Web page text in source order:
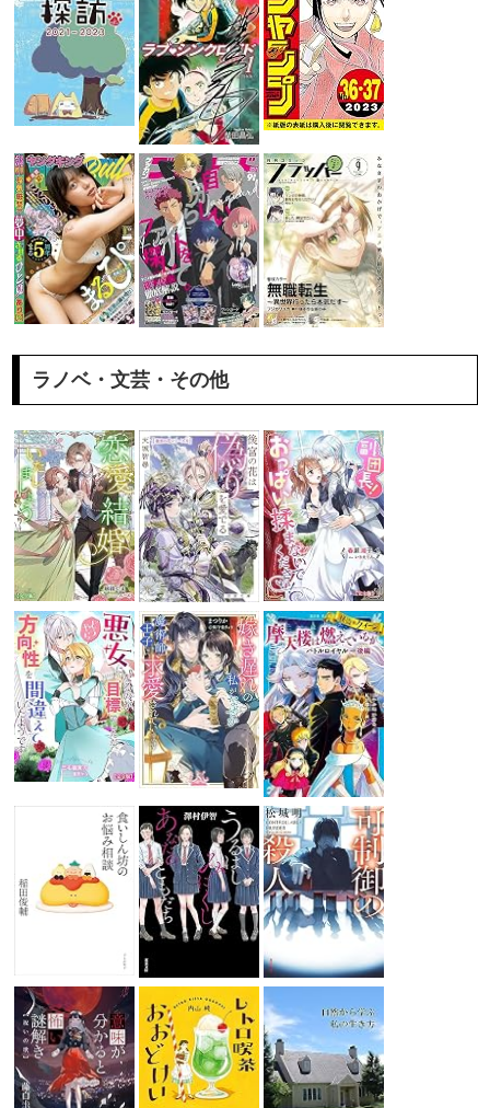
ラノベ・文芸・その他